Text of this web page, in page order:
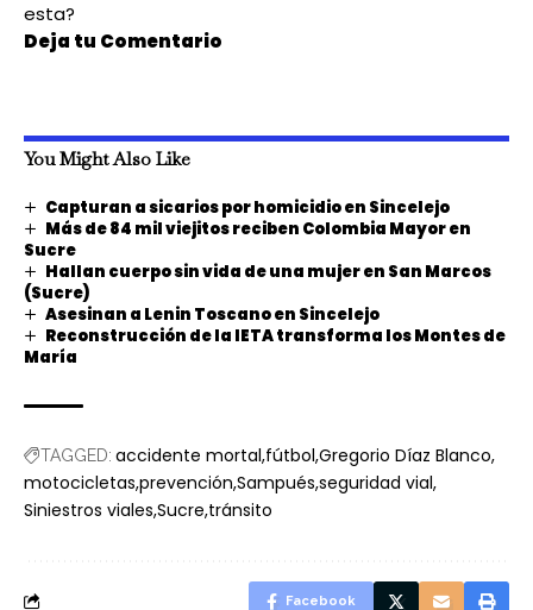
esta?
Deja tu Comentario
You Might Also Like
Capturan a sicarios por homicidio en Sincelejo
Más de 84 mil viejitos reciben Colombia Mayor en
Sucre
Hallan cuerpo sin vida de una mujer en San Marcos
(Sucre)
Asesinan a Lenin Toscano en Sincelejo
Reconstrucción de la IETA transforma los Montes de
María
TAGGED: accidente mortal fútbol Gregorio Díaz Blanco
motocicletas prevención Sampués seguridad vial
Siniestros viales Sucre tránsito
Facebook